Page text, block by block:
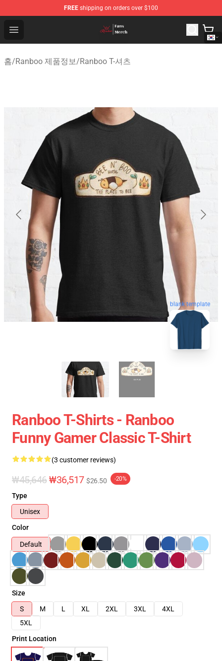
FREE shipping on orders over $100
Open menu
Ranboo Shop - Official Ranboo Merchandise Store
홈/Ranboo 제품정보/Ranboo T-셔츠
blank template
Ranboo T-Shirts - Ranboo
Funny Gamer Classic T-Shirt
(3 customer reviews)
₩45,646₩36,517 $26.50 -20%
Type
Unisex
Color
Default
Size
S
M L XL 2XL 3XL
4XL
5XL
Print Location